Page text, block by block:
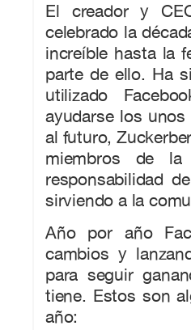
El creador y
celebrado la
increíble hasta la
parte de ello. Ha
utilizado
ayudarse los
al futuro,
miembros de la
responsabilidad
sirviendo a la
Año por año
cambios y
para seguir
tiene. Estos son
año: